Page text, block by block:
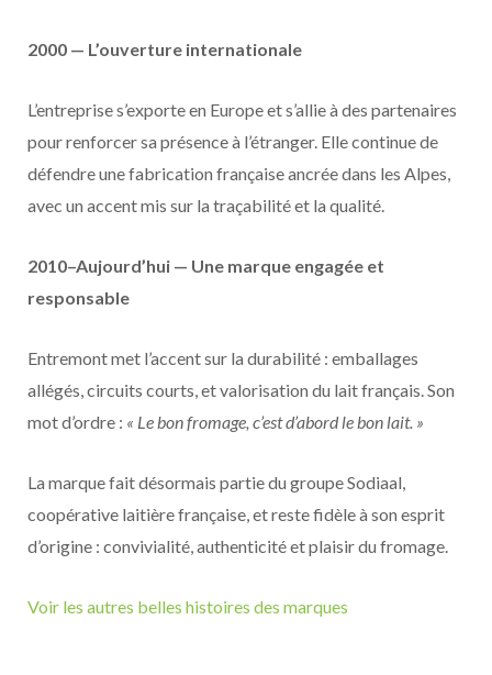
2000 — L’ouverture internationale
L’entreprise s’exporte en Europe et s’allie à des partenaires
pour renforcer sa présence à l’étranger. Elle continue de
défendre une fabrication française ancrée dans les Alpes,
avec un accent mis sur la traçabilité et la qualité.
2010–Aujourd’hui — Une marque engagée et
responsable
Entremont met l’accent sur la durabilité : emballages
allégés, circuits courts, et valorisation du lait français. Son
mot d’ordre : « Le bon fromage, c’est d’abord le bon lait. »
La marque fait désormais partie du groupe Sodiaal,
coopérative laitière française, et reste fidèle à son esprit
d’origine : convivialité, authenticité et plaisir du fromage.
Voir les autres belles histoires des marques